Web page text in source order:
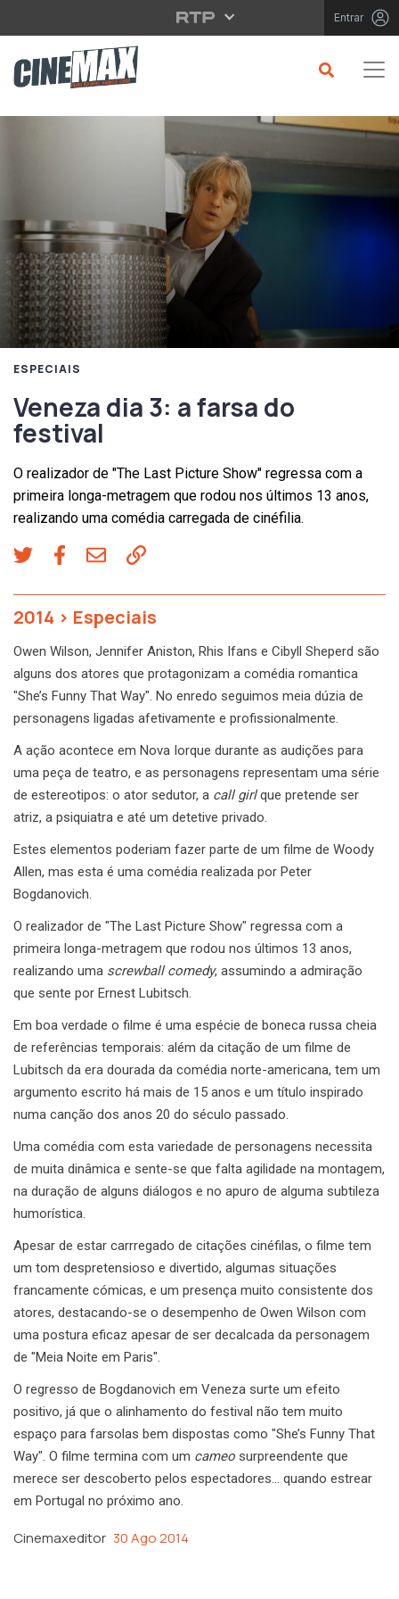
Saltar para o conteúdo principal Entrar
ESPECIAIS
Veneza dia 3: a farsa do
festival
O realizador de "The Last Picture Show" regressa com a
primeira longa-metragem que rodou nos últimos 13 anos,
realizando uma comédia carregada de cinéfilia.
2014 > Especiais
Owen Wilson, Jennifer Aniston, Rhis Ifans e Cibyll Sheperd são
alguns dos atores que protagonizam a comédia romantica
"She’s Funny That Way". No enredo seguimos meia dúzia de
personagens ligadas afetivamente e profissionalmente.
A ação acontece em Nova Iorque durante as audições para
uma peça de teatro, e as personagens representam uma série
de estereotipos: o ator sedutor, a call girlque pretende ser
atriz, a psiquiatra e até um detetive privado.
Estes elementos poderiam fazer parte de um filme de Woody
Allen, mas esta é uma comédia realizada por Peter
Bogdanovich.
O realizador de "The Last Picture Show" regressa com a
primeira longa-metragem que rodou nos últimos 13 anos,
realizando uma screwball comedy, assumindo a admiração
que sente por Ernest Lubitsch.
Em boa verdade o filme é uma espécie de boneca russa cheia
de referências temporais: além da citação de um filme de
Lubitsch da era dourada da comédia norte-americana, tem um
argumento escrito há mais de 15 anos e um título inspirado
numa canção dos anos 20 do século passado.
Uma comédia com esta variedade de personagens necessita
de muita dinâmica e sente-se que falta agilidade na montagem,
na duração de alguns diálogos e no apuro de alguma subtileza
humorística.
Apesar de estar carrregado de citações cinéfilas, o filme tem
um tom despretensioso e divertido, algumas situações
francamente cómicas, e um presença muito consistente dos
atores, destacando-se o desempenho de Owen Wilson com
uma postura eficaz apesar de ser decalcada da personagem
de "Meia Noite em Paris".
O regresso de Bogdanovich em Veneza surte um efeito
positivo, já que o alinhamento do festival não tem muito
espaço para farsolas bem dispostas como "She’s Funny That
Way". O filme termina com um cameo surpreendente que
merece ser descoberto pelos espectadores… quando estrear
em Portugal no próximo ano.
Cinemaxeditor 30 Ago 2014